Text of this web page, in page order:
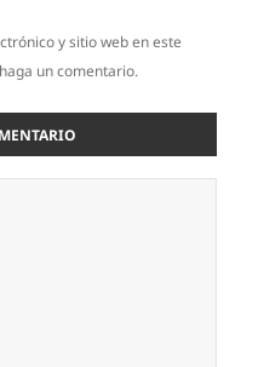
y sitio web en este
un comentario.